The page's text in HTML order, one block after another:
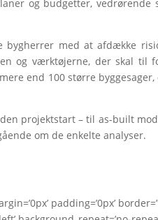
og budgetter, vedrørende
bygherrer med at afdække
og værktøjerne, der skal til
end 100 større byggesager,
projektstart – til as-built
om de enkelte analyser.
padding=’0px’